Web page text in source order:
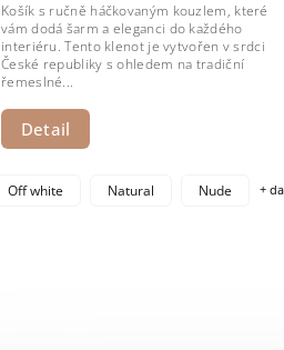
Detail
Košík s ručně háčkovaným kouzlem, které
vám dodá šarm a eleganci do každého
interiéru. Tento klenot je vytvořen v srdci
České republiky s ohledem na tradiční
řemeslné...
Off white Natural Nude +